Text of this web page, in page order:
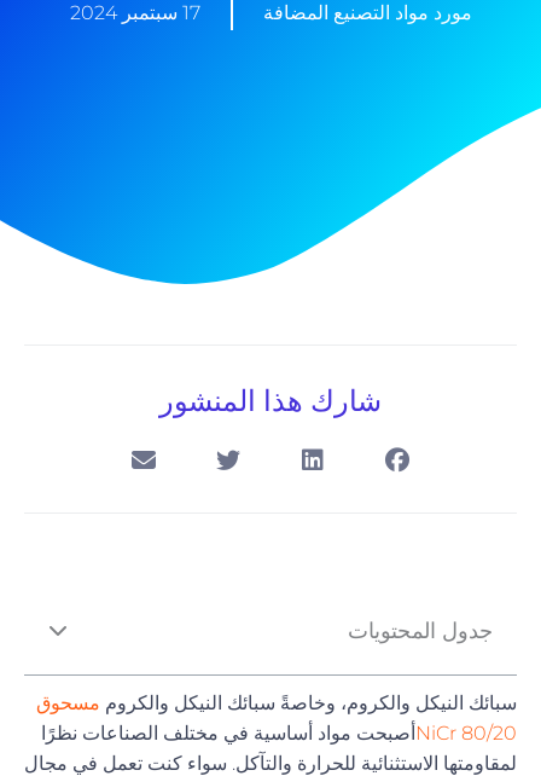
مورد مواد التصنيع المضافة 17 سبتمبر 2024
شارك هذا المنشور
جدول المحتويات
سبائك النيكل والكروم، وخاصةً سبائك النيكل والكروم مسحوق
NiCr 80/20أصبحت مواد أساسية في مختلف الصناعات نظرًا
لمقاومتها الاستثنائية للحرارة والتآكل. سواء كنت تعمل في مجال